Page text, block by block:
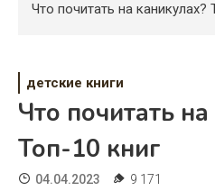
Свадьба
Дом
Жизнь
Что почитать на каникулах?
детские книги
Что почитать
Топ-10 книг
04.04.2023 9 171